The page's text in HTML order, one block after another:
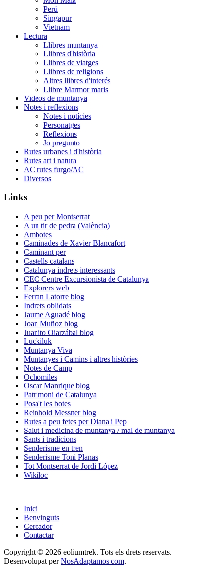
Perú
Singapur
Vietnam
Lectura
Llibres muntanya
Llibres d'història
Llibres de viatges
Llibres de religions
Altres llibres d'interés
Llibre Marmor maris
Videos de muntanya
Notes i reflexions
Notes i notícies
Personatges
Reflexions
Jo pregunto
Rutes urbanes i d'història
Rutes art i natura
AC rutes furgo/AC
Diversos
Links
A peu per Montserrat
A un tir de pedra (València)
Ambotes
Caminades de Xavier Blancafort
Caminant per
Castells catalans
Catalunya indrets interessants
CEC Centre Excursionista de Catalunya
Explorers web
Ferran Latorre blog
Indrets oblidats
Jaume Aguadé blog
Joan Muñoz blog
Juanito Oiarzábal blog
Luckiluk
Muntanya Viva
Muntanyes i Camins i altres històries
Notes de Camp
Ochomiles
Oscar Manrique blog
Patrimoni de Catalunya
Posa't les botes
Reinhold Messner blog
Rutes a peu fetes per Diana i Pep
Salut i medicina de muntanya / mal de muntanya
Sants i tradicions
Senderisme en tren
Senderisme Toni Planas
Tot Montserrat de Jordi López
Wikiloc
Inici
Benvinguts
Cercador
Contactar
Copyright © 2026 eoliumtrek. Tots els drets reservats.
Desenvolupat perNosAdaptamos.com.